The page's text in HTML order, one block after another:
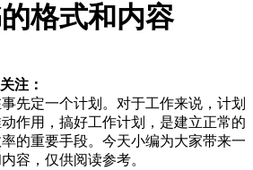
格式和内容
关注：
先定一个计划。对于工作来说，计划
作用，搞好工作计划，是建立正常的
的重要手段。今天小编为大家带来一
容，仅供阅读参考。